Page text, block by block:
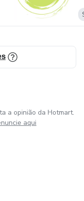
a opinião da Hotmart.
aqui